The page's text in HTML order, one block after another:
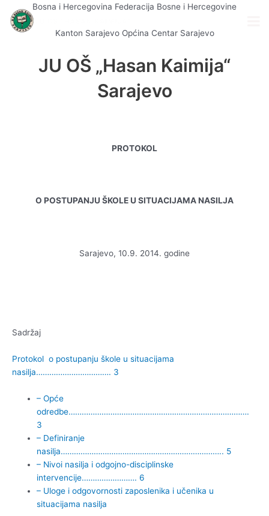
content
Bosna i Hercegovina Federacija Bosne i Hercegovine
Kanton Sarajevo Općina Centar Sarajevo
JU OŠ „Hasan Kaimija“
Sarajevo
PROTOKOL
O POSTUPANJU ŠKOLE U SITUACIJAMA NASILJA
Sarajevo, 10.9. 2014. godine
Sadržaj
Protokol o postupanju škole u situacijama
nasilja……………………………. 3
– Opće
odredbe……………………………………………………………………….
3
– Definiranje
nasilja……………………………………………………………….. 5
– Nivoi nasilja i odgojno-disciplinske
intervencije……………………. 6
– Uloge i odgovornosti zaposlenika i učenika u
situacijama nasilja
navigation